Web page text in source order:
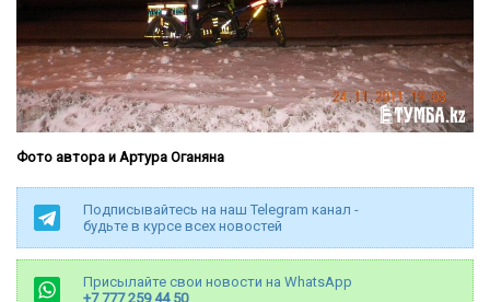
Фото автора и Артура Оганяна
Подписывайтесь на наш Telegram канал -
будьте в курсе всех новостей
Присылайте свои новости на WhatsApp
+7 777 259 44 50